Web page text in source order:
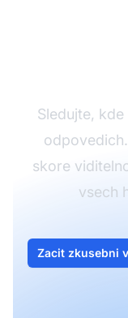
Sledujte,
skore
vsech
Zacit zkusebni